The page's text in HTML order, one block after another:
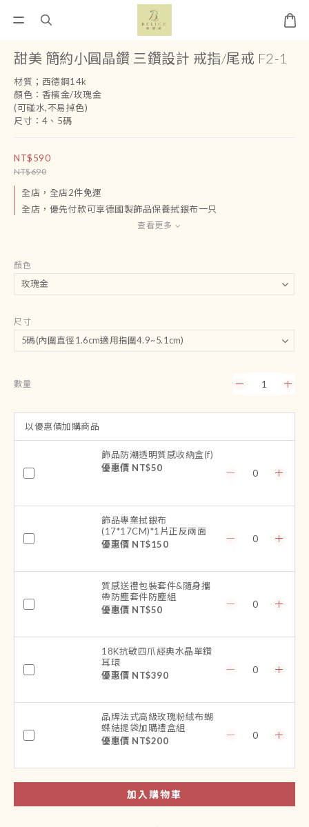
甜美 簡約小圓晶鑽 三鑽設計 戒指/尾戒 F2-1
材質；西德鋼14k
顏色：香檳金/玫瑰金
(可碰水,不易掉色)
尺寸：4、5碼
NT$590
NT$690
全店，全店2件免運
全店，優先付款可享德國製飾品保養拭銀布一只
查看更多
顏色
尺寸
數量
以優惠價加購商品
飾品防潮透明質感收納盒(f)
優惠價 NT$50
飾品專業拭銀布
(17*17CM)*1片正反兩面
優惠價 NT$150
質感送禮包裝套件&隨身攜
帶防塵套件防塵組
優惠價 NT$50
18K抗敏四爪經典水晶單鑽
耳環
優惠價 NT$390
品牌法式高級玫瑰粉絨布蝴
蝶結提袋加購禮盒組
優惠價 NT$200
加入購物車